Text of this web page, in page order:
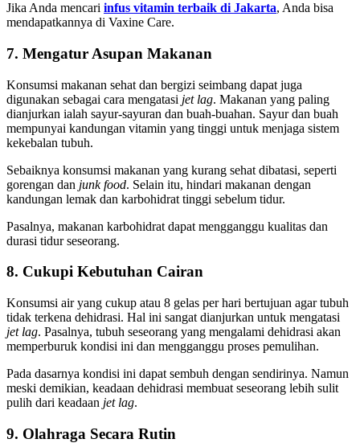
Jika Anda mencari infus vitamin terbaik di Jakarta, Anda bisa
mendapatkannya di Vaxine Care.
7. Mengatur Asupan Makanan
Konsumsi makanan sehat dan bergizi seimbang dapat juga
digunakan sebagai cara mengatasi jet lag. Makanan yang paling
dianjurkan ialah sayur-sayuran dan buah-buahan. Sayur dan buah
mempunyai kandungan vitamin yang tinggi untuk menjaga sistem
kekebalan tubuh.
Sebaiknya konsumsi makanan yang kurang sehat dibatasi, seperti
gorengan dan junk food. Selain itu, hindari makanan dengan
kandungan lemak dan karbohidrat tinggi sebelum tidur.
Pasalnya, makanan karbohidrat dapat mengganggu kualitas dan
durasi tidur seseorang.
8. Cukupi Kebutuhan Cairan
Konsumsi air yang cukup atau 8 gelas per hari bertujuan agar tubuh
tidak terkena dehidrasi. Hal ini sangat dianjurkan untuk mengatasi
jet lag. Pasalnya, tubuh seseorang yang mengalami dehidrasi akan
memperburuk kondisi ini dan mengganggu proses pemulihan.
Pada dasarnya kondisi ini dapat sembuh dengan sendirinya. Namun
meski demikian, keadaan dehidrasi membuat seseorang lebih sulit
pulih dari keadaan jet lag.
9. Olahraga Secara Rutin